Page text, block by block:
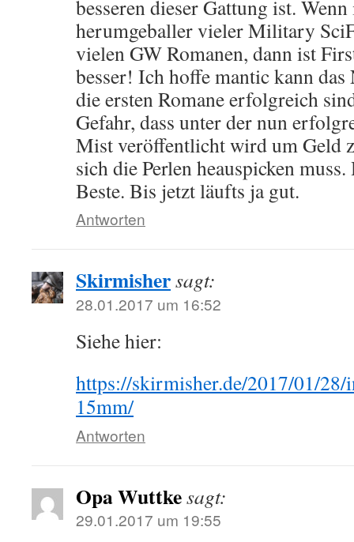
besseren dieser Gattung ist.
herumgeballer vieler Military
vielen GW Romanen, dann ist
besser! Ich hoffe mantic kann
die ersten Romane erfolgreich
Gefahr, dass unter der nun
Mist veröffentlicht wird um Geld
sich die Perlen heauspicken
Beste. Bis jetzt läufts ja gut.
Antworten
Skirmishersagt:
28.01.2017 um 16:52
Siehe hier:
https://skirmisher.de/2017/01/
15mm/
Antworten
Opa Wuttkesagt:
29.01.2017 um 19:55